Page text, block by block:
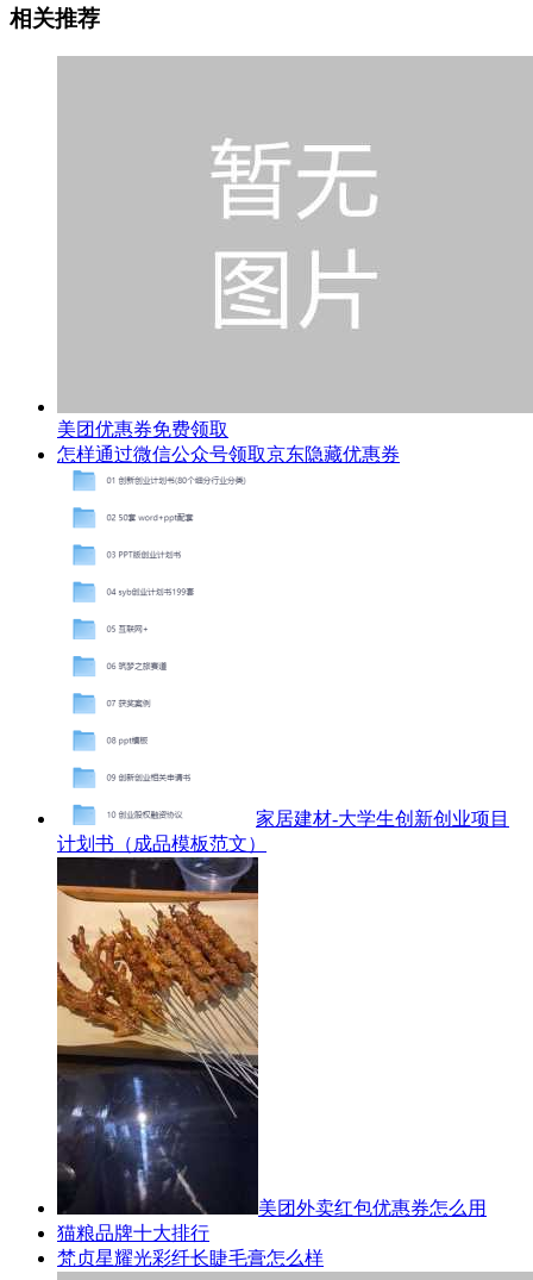
相关推荐
美团优惠券免费领取
怎样通过微信公众号领取京东隐藏优惠券
家居建材-大学生创新创业项目
计划书（成品模板范文）
美团外卖红包优惠券怎么用
猫粮品牌十大排行
梵贞星耀光彩纤长睫毛膏怎么样